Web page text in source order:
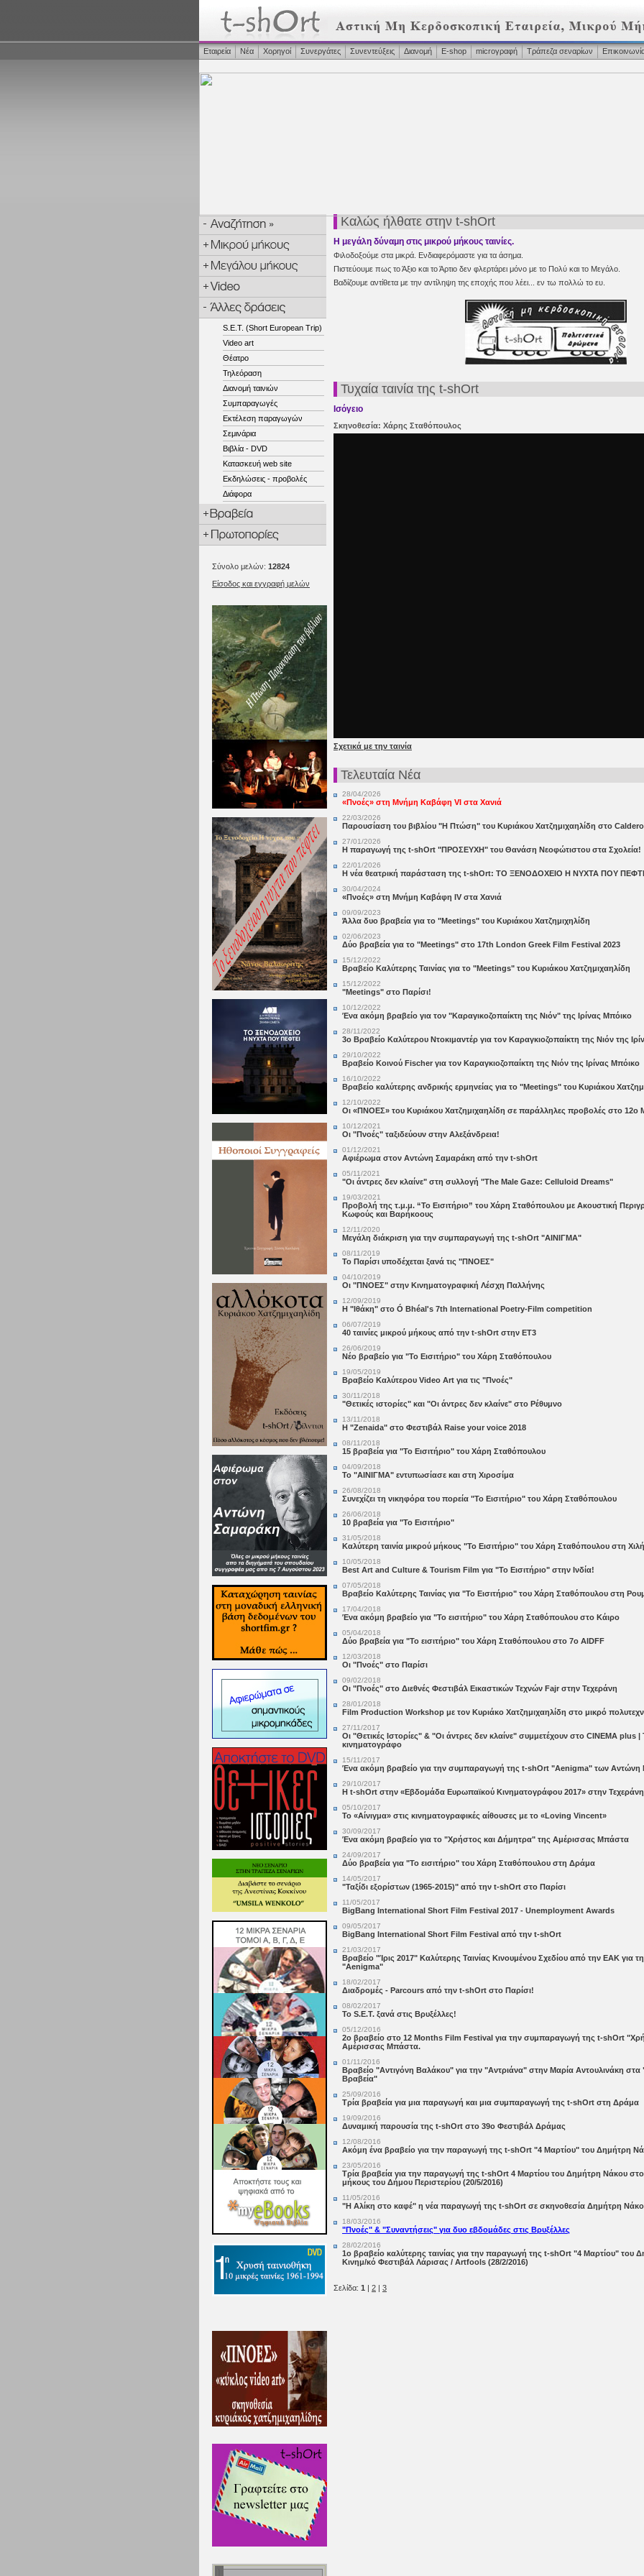
Εταιρεία Νέα Χορηγοί Συνεργάτες Συνεντεύξεις Διανομή Ε-shop microγραφή Τράπεζα σεναρίων
S.E.T. (Short European Trip)
Video art
Θέατρο
Τηλεόραση
Διανομή ταινιών
Συμπαραγωγές
Εκτέλεση παραγωγών
Σεμινάρια
Βιβλία - DVD
Κατασκευή web site
Εκδηλώσεις - προβολές
Διάφορα
Σύνολο μελών: 12824
Είσοδος και εγγραφή μελών
Καλώς ήλθατε στην t-shOrt
H μεγάλη δύναμη στις μικρού μήκους ταινίες.
Φιλοδοξούμε στα μικρά. Ενδιαφερόμαστε για τα άσημα.
Πιστεύουμε πως το Άξιο και το Άρτιο δεν φλερτάρει μόνο με το Πολύ και το Μεγάλο.
Βαδίζουμε αντίθετα με την αντίληψη της εποχής που λέει... εν τω πολλώ το ευ.
Τυχαία ταινία της t-shOrt
Ισόγειο
Σκηνοθεσία: Χάρης Σταθόπουλος
Σχετικά με την ταινία
Τελευταία Νέα
28/04/2026
«Πνοές» στη Μνήμη Καβάφη VI στα Χανιά
22/03/2026
Παρουσίαση του βιβλίου "Η Πτώση" του Κυριάκου Χατζημιχαηλίδη στο
27/01/2026
Η παραγωγή της t-shOrt "ΠΡΟΣΕΥΧΗ" του Θανάση Νεοφώτιστου στα Σχολεία!
22/01/2026
Η νέα θεατρική παράσταση της t-shOrt: ΤΟ ΞΕΝΟΔΟΧΕΙΟ Η ΝΥΧΤΑ ΠΟΥ
30/04/2024
«Πνοές» στη Μνήμη Καβάφη IV στα Χανιά
09/09/2023
Άλλα δυο βραβεία για το "Meetings" του Κυριάκου Χατζημιχηλίδη
02/06/2023
Δύο βραβεία για το "Meetings" στο 17th London Greek Film Festival 2023
15/12/2022
Βραβείο Καλύτερης Ταινίας για το "Meetings" του Κυριάκου Χατζημιχαηλίδη
15/12/2022
"Meetings" στο Παρίσι!
10/12/2022
Ένα ακόμη βραβείο για τον "Καραγικοζοπαίκτη της Νιόν" της Ιρίνας Μπόικο
28/11/2022
3ο Βραβείο Καλύτερου Ντοκιμαντέρ για τον Καραγκιοζοπαίκτη της Νιόν της
29/10/2022
Βραβείο Κοινού Fischer για τον Καραγκιοζοπαίκτη της Νιόν της Ιρίνας Μπόικο
16/10/2022
Bραβείο καλύτερης ανδρικής ερμηνείας για το "Meetings" του Κυριάκου
12/10/2022
Οι «ΠΝΟΕΣ» του Κυριάκου Χατζημιχαηλίδη σε παράλληλες προβολές στο 12ο
10/12/2021
Οι "Πνοές" ταξιδεύουν στην Αλεξάνδρεια!
01/12/2021
Αφιέρωμα στον Αντώνη Σαμαράκη από την t-shOrt
05/11/2021
"Οι άντρες δεν κλαίνε" στη συλλογή "The Male Gaze: Celluloid Dreams"
19/03/2021
Προβολή της τ.μ.μ. “Το Εισιτήριο” του Χάρη Σταθόπουλου με Ακουστική
Κωφούς και Βαρήκοους
12/11/2020
Μεγάλη διάκριση για την συμπαραγωγή της t-shOrt "ΑΙΝΙΓΜΑ"
08/11/2019
Το Παρίσι υποδέχεται ξανά τις "ΠΝΟΕΣ"
04/10/2019
Οι "ΠΝΟΕΣ" στην Κινηματογραφική Λέσχη Παλλήνης
12/09/2019
Η "Ιθάκη" στο Ó Bhéal's 7th International Poetry-Film competition
06/07/2019
40 ταινίες μικρού μήκους από την t-shOrt στην ΕΤ3
26/06/2019
Νέο βραβείο για "Το Εισιτήριο" του Χάρη Σταθόπουλου
19/05/2019
Βραβείο Καλύτερου Video Art για τις "Πνοές"
30/11/2018
"Θετικές ιστορίες" και "Οι άντρες δεν κλαίνε" στο Ρέθυμνο
13/11/2018
Η "Zenaida" στο Φεστιβάλ Raise your voice 2018
08/11/2018
15 βραβεία για "Το Εισιτήριο" του Χάρη Σταθόπουλου
04/09/2018
Το "ΑΙΝΙΓΜΑ" εντυπωσίασε και στη Χιροσίμα
26/08/2018
Συνεχίζει τη νικηφόρα του πορεία "Το Εισιτήριο" του Χάρη Σταθόπουλου
26/06/2018
10 βραβεία για "Το Εισιτήριο"
31/05/2018
Καλύτερη ταινία μικρού μήκους "Το Εισιτήριο" του Χάρη Σταθόπουλου στη
10/05/2018
Best Art and Culture & Tourism Film για "Το Εισιτήριο" στην Ινδία!
07/05/2018
Βραβείο Καλύτερης Ταινίας για "Το Εισιτήριο" του Χάρη Σταθόπουλου στη
17/04/2018
Ένα ακόμη βραβείο για "Το εισιτήριο" του Χάρη Σταθόπουλου στο Κάιρο
05/04/2018
Δύο βραβεία για "Το εισιτήριο" του Χάρη Σταθόπουλου στο 7ο AIDFF
12/03/2018
Οι "Πνοές" στο Παρίσι
09/02/2018
Οι "Πνοές" στο Διεθνές Φεστιβάλ Εικαστικών Τεχνών Fajr στην Τεχεράνη
28/01/2018
Film Production Workshop με τον Κυριάκο Χατζημιχαηλίδη στο μικρό
27/11/2017
Οι "Θετικές Ιστορίες" & "Οι άντρες δεν κλαίνε" συμμετέχουν στο CINEMA plus
κινηματογράφο
15/11/2017
Ένα ακόμη βραβείο για την συμπαραγωγή της t-shOrt "Aenigma" των Αντώνη
29/10/2017
Η t-shOrt στην «Εβδομάδα Ευρωπαϊκού Κινηματογράφου 2017» στην Τεχεράνη
05/10/2017
To «Αίνιγμα» στις κινηματογραφικές αίθουσες με το «Loving Vincent»
30/09/2017
Ένα ακόμη βραβείο για το "Χρήστος και Δήμητρα" της Αμέρισσας Μπάστα
24/09/2017
Δύο βραβεία για "Το εισιτήριο" του Χάρη Σταθόπουλου στη Δράμα
14/05/2017
"Ταξίδι εξορίστων (1965-2015)" από την t-shOrt στο Παρίσι
11/05/2017
BigBang International Short Film Festival 2017 - Unemployment Awards
09/05/2017
BigBang International Short Film Festival από την t-shOrt
21/03/2017
Βραβείο "Ίρις 2017" Καλύτερης Ταινίας Κινουμένου Σχεδίου από την ΕΑΚ
"Aenigma"
18/02/2017
Διαδρομές - Parcours από την t-shOrt στο Παρίσι!
08/02/2017
Το S.E.T. ξανά στις Βρυξέλλες!
05/12/2016
2ο βραβείο στο 12 Months Film Festival για την συμπαραγωγή της t-shOrt
Αμέρισσας Μπάστα.
01/11/2016
Βραβείο "Αντιγόνη Βαλάκου" για την "Αντριάνα" στην Μαρία Αντουλινάκη στα
Βραβεία"
25/09/2016
Τρία βραβεία για μια παραγωγή και μια συμπαραγωγή της t-shOrt στη Δράμα
19/09/2016
Δυναμική παρουσία της t-shOrt στο 39o Φεστιβάλ Δράμας
12/08/2016
Ακόμη ένα βραβείο για την παραγωγή της t-shOrt "4 Μαρτίου" του Δημήτρη
23/05/2016
Τρία βραβεία για την παραγωγή της t-shOrt 4 Μαρτίου του Δημήτρη Νάκου στο
μήκους του Δήμου Περιστερίου (20/5/2016)
11/05/2016
"Η Αλίκη στο καφέ" η νέα παραγωγή της t-shOrt σε σκηνοθεσία Δημήτρη
18/03/2016
"Πνοές" & "Συναντήσεις" για δυο εβδομάδες στις Βρυξέλλες
28/02/2016
1ο βραβείο καλύτερης ταινίας για την παραγωγή της t-shOrt "4 Μαρτίου" του
Κινημ/κό Φεστιβάλ Λάρισας / Artfools (28/2/2016)
Σελίδα: 1 | 2 | 3